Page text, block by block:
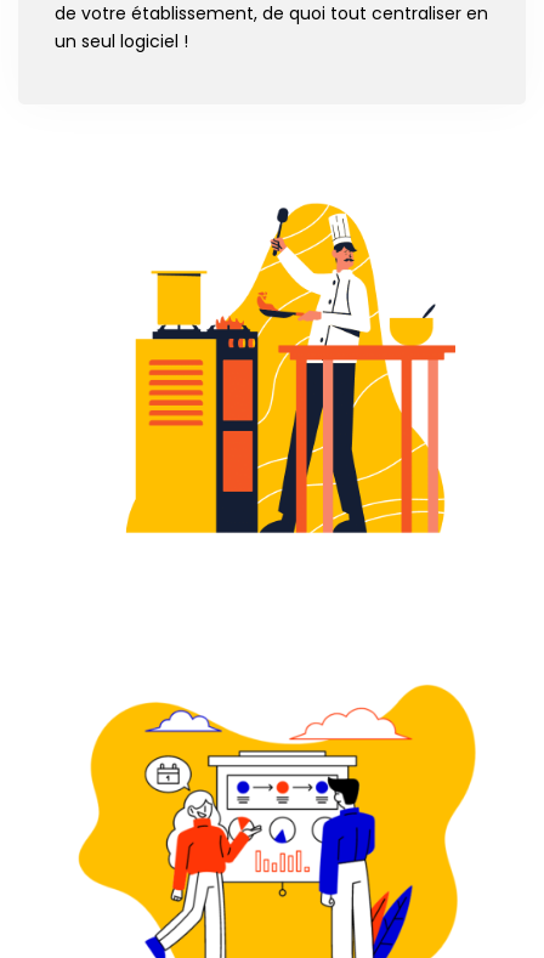
de votre établissement, de quoi tout centraliser en
un seul logiciel !